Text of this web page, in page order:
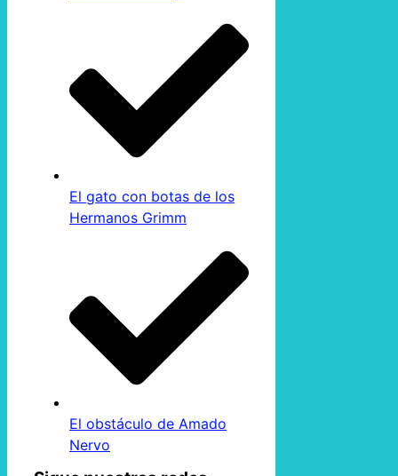
El gato con botas de los
Hermanos Grimm
El obstáculo de Amado
Nervo